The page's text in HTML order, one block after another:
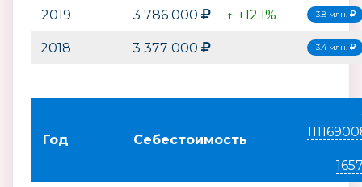
2019 3 786 000 ↑ +12.1% 3.8 млн.
2018 3 377 000 3.4 млн.
Год Себестоимость